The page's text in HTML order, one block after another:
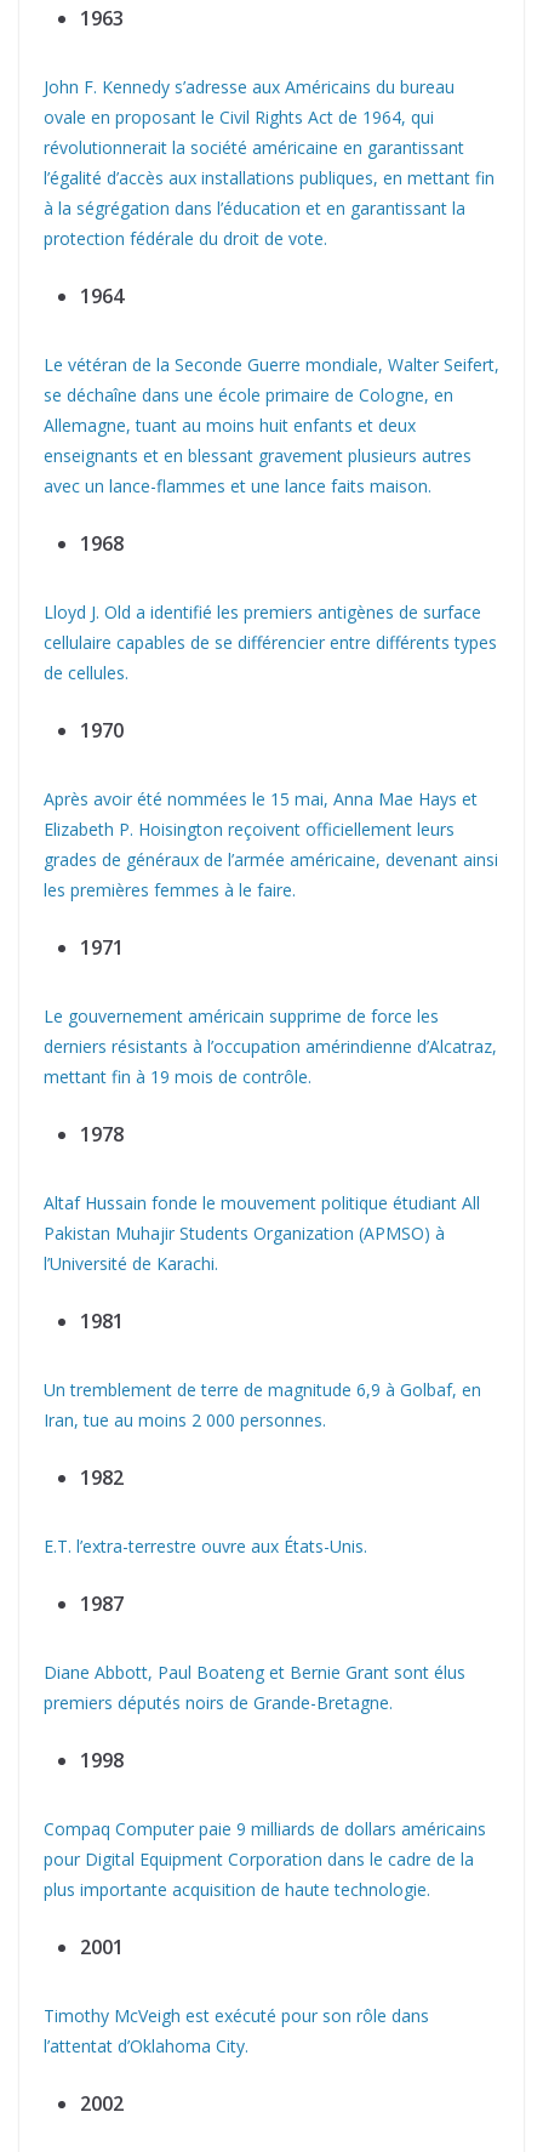
1963
John F. Kennedy s’adresse aux Américains du bureau
ovale en proposant le Civil Rights Act de 1964, qui
révolutionnerait la société américaine en garantissant
l’égalité d’accès aux installations publiques, en mettant fin
à la ségrégation dans l’éducation et en garantissant la
protection fédérale du droit de vote.
1964
Le vétéran de la Seconde Guerre mondiale, Walter Seifert,
se déchaîne dans une école primaire de Cologne, en
Allemagne, tuant au moins huit enfants et deux
enseignants et en blessant gravement plusieurs autres
avec un lance-flammes et une lance faits maison.
1968
Lloyd J. Old a identifié les premiers antigènes de surface
cellulaire capables de se différencier entre différents types
de cellules.
1970
Après avoir été nommées le 15 mai, Anna Mae Hays et
Elizabeth P. Hoisington reçoivent officiellement leurs
grades de généraux de l’armée américaine, devenant ainsi
les premières femmes à le faire.
1971
Le gouvernement américain supprime de force les
derniers résistants à l’occupation amérindienne d’Alcatraz,
mettant fin à 19 mois de contrôle.
1978
Altaf Hussain fonde le mouvement politique étudiant All
Pakistan Muhajir Students Organization (APMSO) à
l’Université de Karachi.
1981
Un tremblement de terre de magnitude 6,9 ​​à Golbaf, en
Iran, tue au moins 2 000 personnes.
1982
E.T. l’extra-terrestre ouvre aux États-Unis.
1987
Diane Abbott, Paul Boateng et Bernie Grant sont élus
premiers députés noirs de Grande-Bretagne.
1998
Compaq Computer paie 9 milliards de dollars américains
pour Digital Equipment Corporation dans le cadre de la
plus importante acquisition de haute technologie.
2001
Timothy McVeigh est exécuté pour son rôle dans
l’attentat d’Oklahoma City.
2002